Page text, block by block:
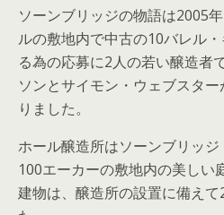
ソーンブリッジの物語は2005
ルの敷地内で中古の10バレル
る為の応募に2人の若い醸造者
ソンとサイモン・ウェブスタ
りました。
ホール醸造所はソーンブリッジ
100エーカーの敷地内の美しい
建物は、醸造所の設置に備え